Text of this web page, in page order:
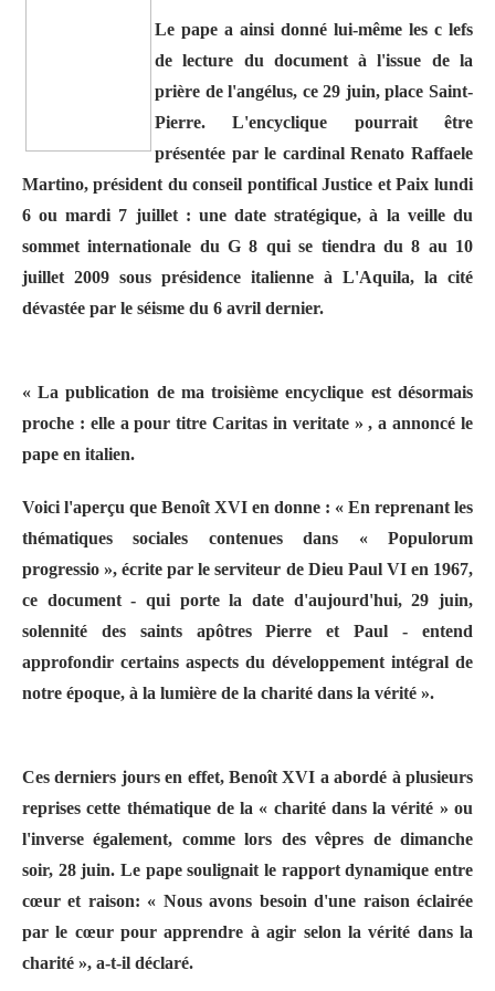
Le pape a ainsi donné lui-même les c lefs
de lecture du document à l'issue de la
prière de l'angélus, ce 29 juin, place Saint-
Pierre. L'encyclique pourrait être
présentée par le cardinal Renato Raffaele
Martino, président du conseil pontifical Justice et Paix lundi
6 ou mardi 7 juillet : une date stratégique, à la veille du
sommet internationale du G 8 qui se tiendra du 8 au 10
juillet 2009 sous présidence italienne à L'Aquila, la cité
dévastée par le séisme du 6 avril dernier.
« La publication de ma troisième encyclique est désormais
proche : elle a pour titre Caritas in veritate » , a annoncé le
pape en italien.
Voici l'aperçu que Benoît XVI en donne : « En reprenant les
thématiques sociales contenues dans « Populorum
progressio », écrite par le serviteur de Dieu Paul VI en 1967,
ce document - qui porte la date d'aujourd'hui, 29 juin,
solennité des saints apôtres Pierre et Paul - entend
approfondir certains aspects du développement intégral de
notre époque, à la lumière de la charité dans la vérité ».
Ces derniers jours en effet, Benoît XVI a abordé à plusieurs
reprises cette thématique de la « charité dans la vérité » ou
l'inverse également, comme lors des vêpres de dimanche
soir, 28 juin. Le pape soulignait le rapport dynamique entre
cœur et raison: « Nous avons besoin d'une raison éclairée
par le cœur pour apprendre à agir selon la vérité dans la
charité », a-t-il déclaré.